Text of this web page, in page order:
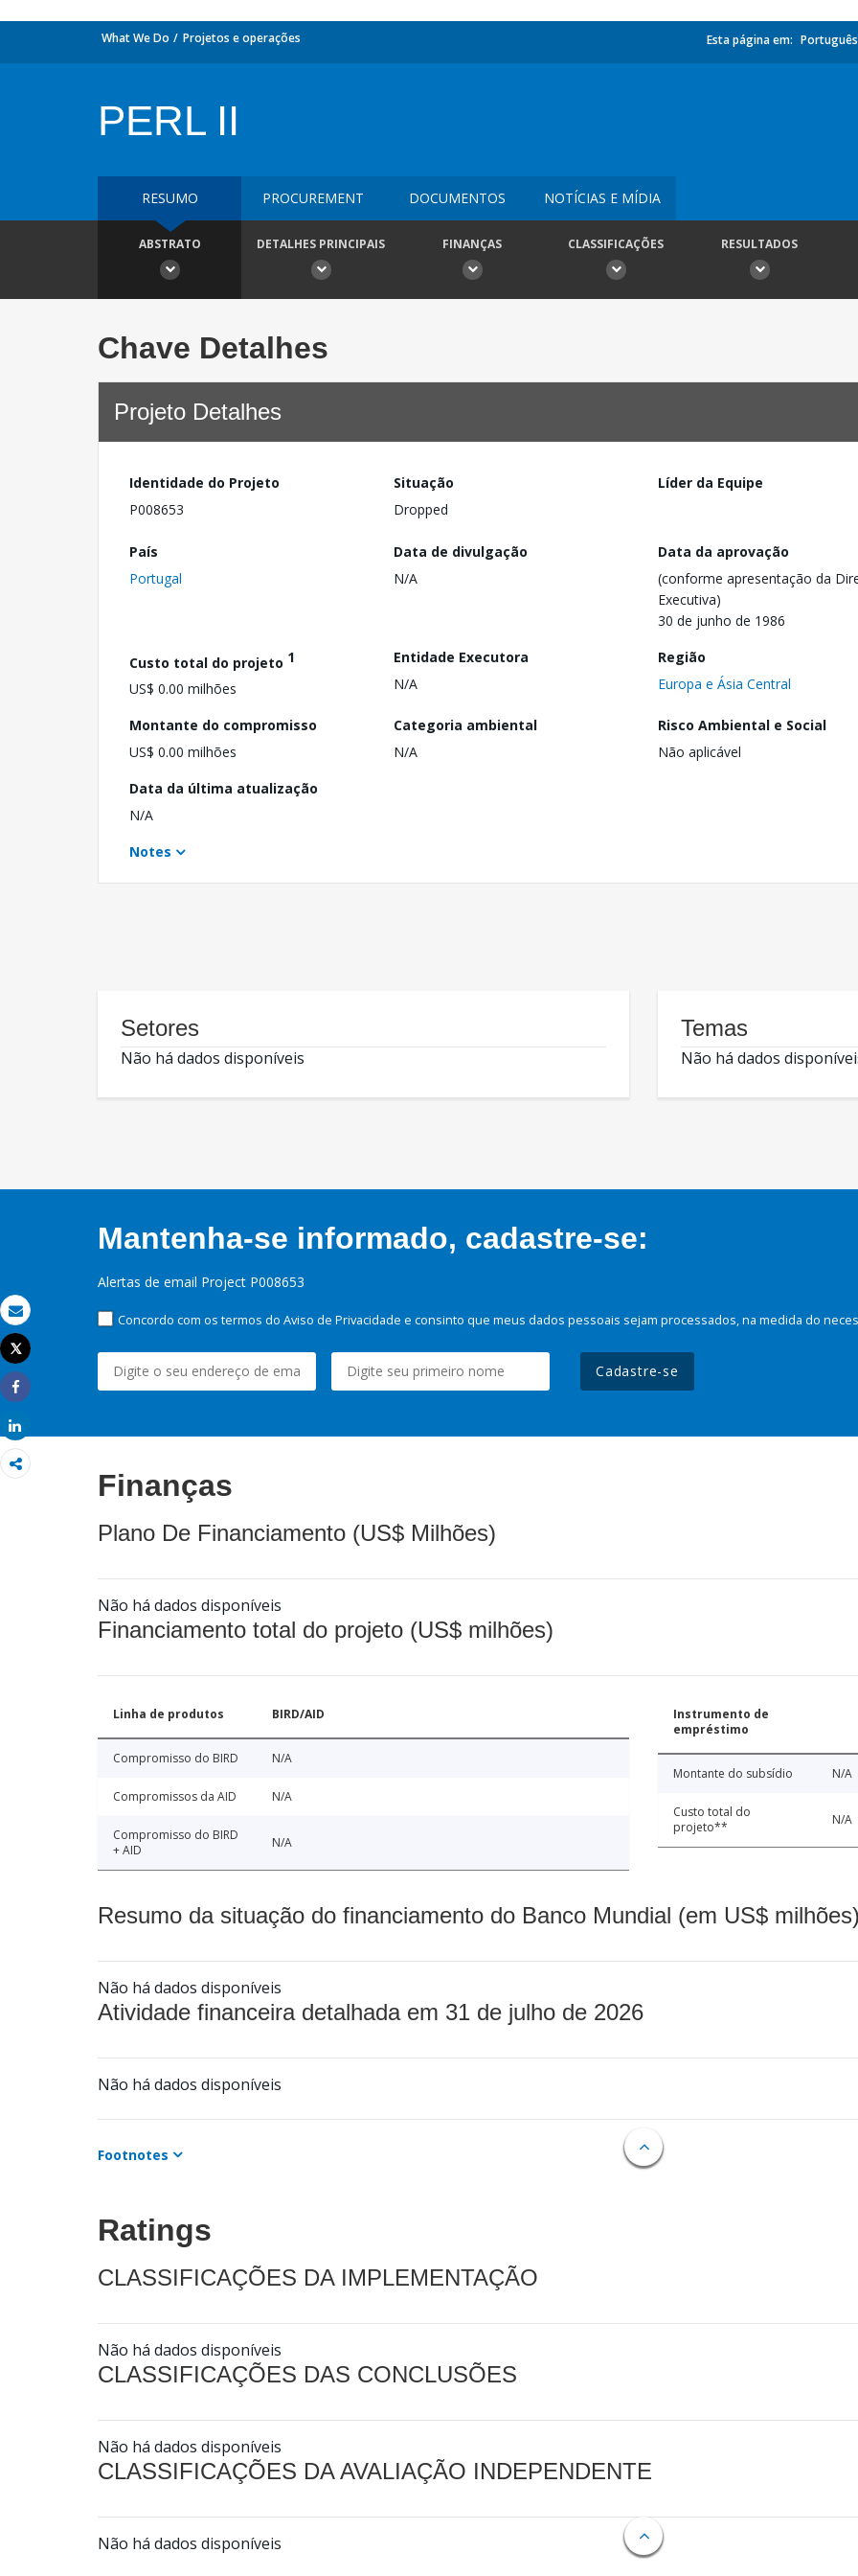
Email
Imprimir
Tweet
Share
What We Do Projetos e operações Esta página em: Português
PERL II
RESUMO PROCUREMENT DOCUMENTOS NOTÍCIAS E MÍDIA
ABSTRATO DETALHES PRINCIPAIS FINANÇAS CLASSIFICAÇÕES RESULTADOS
Chave Detalhes
Projeto Detalhes
Identidade do Projeto
P008653
Situação
Dropped
Líder da Equipe
País
Portugal
Data de divulgação
N/A
Data da aprovação
(conforme apresentação da
Executiva)
30 de junho de 1986
Custo total do projeto 1
US$ 0.00 milhões
Entidade Executora
N/A
Região
Europa e Ásia Central
Montante do compromisso
US$ 0.00 milhões
Categoria ambiental
N/A
Risco Ambiental e Social
Não aplicável
Data da última atualização
N/A
Notes
Setores
Não há dados disponíveis
Temas
Não há dados
Mantenha-se informado, cadastre-se:
Alertas de email Project P008653
Concordo com os termos do Aviso de Privacidade e consinto que meus dados pessoais sejam processados, na medida do
Cadastre-se
Finanças
Plano De Financiamento (US$ Milhões)
Não há dados disponíveis
Financiamento total do projeto (US$ milhões)
Linha de produtos BIRD/AID
Compromisso do BIRD N/A
Compromissos da AID N/A
Compromisso do BIRD
+ AID
N/A
Instrumento de
empréstimo
Montante do subsídio N/A
Custo total do
projeto**
N/A
Resumo da situação do financiamento do Banco Mundial (em US$
Não há dados disponíveis
Atividade financeira detalhada em 31 de julho de 2026
Não há dados disponíveis
Footnotes
Ratings
CLASSIFICAÇÕES DA IMPLEMENTAÇÃO
Não há dados disponíveis
CLASSIFICAÇÕES DAS CONCLUSÕES
Não há dados disponíveis
CLASSIFICAÇÕES DA AVALIAÇÃO INDEPENDENTE
Não há dados disponíveis